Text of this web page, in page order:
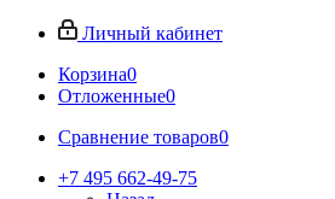
Личный кабинет
Корзина0
Отложенные0
Сравнение товаров0
+7 495 662-49-75